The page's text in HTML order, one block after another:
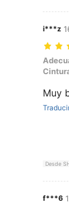
i***z
Muy
Desde
f***6